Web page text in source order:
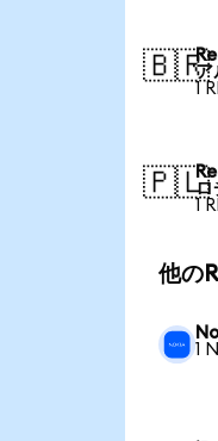
🇧🇷
ア
1
🇵🇱
ロ
1
他の
1